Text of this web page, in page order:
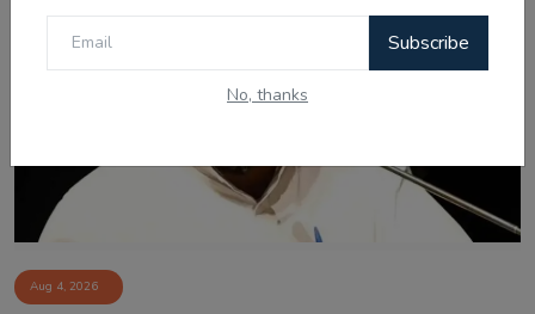
Subscribe
No, thanks
Aug 4, 2026